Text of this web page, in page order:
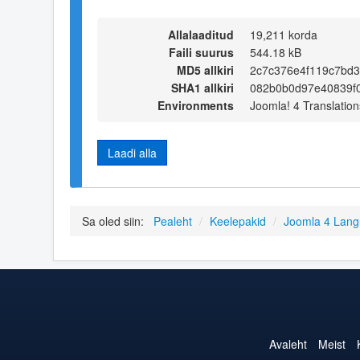
Allalaaditud
19,211 korda
Faili suurus
544.18 kB
MD5 allkiri
SHA1 allkiri
Environments
Joomla! 4
Laadi alla
Sa oled siin: Pealeht / Keelepakid / Joomla 4
Avaleht Meist